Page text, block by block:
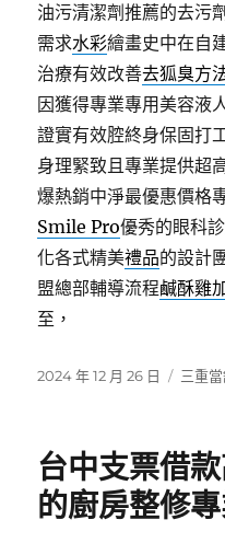
油污清潔劑推薦的去污
需求水彩繪畫史中在自
治療有效改善去狐臭方
因獲得專業專用美容液
證實有效腔終身保固打
身理緊致且專業提供超
爆熱銷中淨最優惠價格
Smile Pro優秀的眼科
化各式精美禮品的設計
盟總部輔導流程鹹酥雞
至，
發
2024 年 12 月 26 日
分
三重
台中支票借
的廚房整修